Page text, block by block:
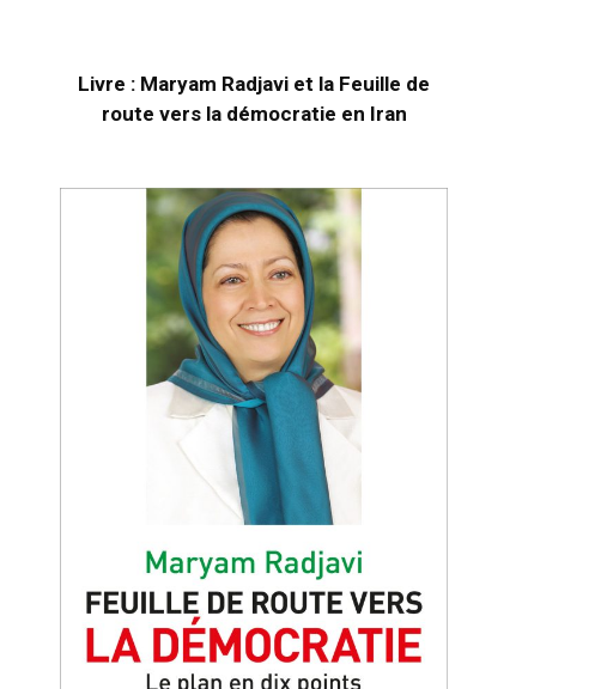
Livre : Maryam Radjavi et la Feuille de
route vers la démocratie en Iran